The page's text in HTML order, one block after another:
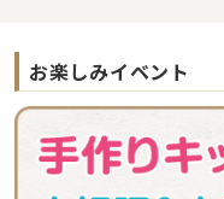
お楽しみイベント